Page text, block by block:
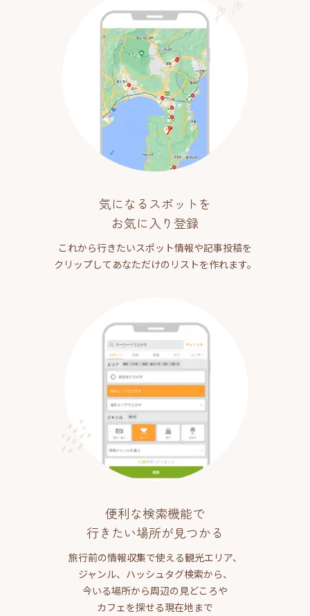
気になるスポットを
お気に入り登録
これから行きたいスポット情報や記事投稿を
クリップしてあなただけのリストを作れます。
便利な検索機能で
行きたい場所が見つかる
旅行前の情報収集で使える観光エリア、
ジャンル、ハッシュタグ検索から、
今いる場所から周辺の見どころや
カフェを探せる現在地まで